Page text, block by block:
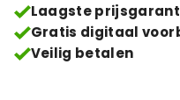
Laagste
Gratis digitaal
Veilig betalen